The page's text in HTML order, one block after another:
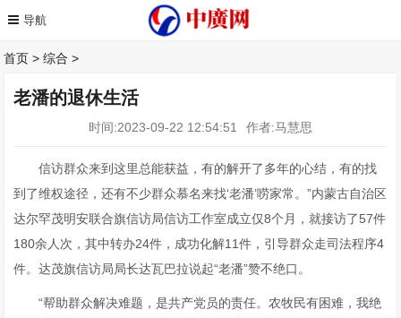
首页 >综合 >
老潘的退休生活
时间:2023-09-22 12:54:51 作者:马慧思
信访群众来到这里总能获益，有的解开了多年的心结，有的找
到了维权途径，还有不少群众慕名来找‘老潘’唠家常。”内蒙古自治区
达尔罕茂明安联合旗信访局信访工作室成立仅8个月，就接访了57件
180余人次，其中转办24件，成功化解11件，引导群众走司法程序4
件。达茂旗信访局局长达瓦巴拉说起“老潘”赞不绝口。
“帮助群众解决难题，是共产党员的责任。农牧民有困难，我绝